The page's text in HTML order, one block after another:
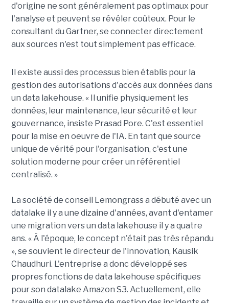
d'origine ne sont généralement pas optimaux pour
l'analyse et peuvent se révéler coûteux. Pour le
consultant du Gartner, se connecter directement
aux sources n'est tout simplement pas efficace.
Il existe aussi des processus bien établis pour la
gestion des autorisations d'accès aux données dans
un data lakehouse. « Il unifie physiquement les
données, leur maintenance, leur sécurité et leur
gouvernance, insiste Prasad Pore. C'est essentiel
pour la mise en oeuvre de l'IA. En tant que source
unique de vérité pour l'organisation, c'est une
solution moderne pour créer un référentiel
centralisé. »
La société de conseil Lemongrass a débuté avec un
datalake il y a une dizaine d'années, avant d'entamer
une migration vers un data lakehouse il y a quatre
ans. « À l'époque, le concept n'était pas très répandu
», se souvient le directeur de l'innovation, Kausik
Chaudhuri. L'entreprise a donc développé ses
propres fonctions de data lakehouse spécifiques
pour son datalake Amazon S3. Actuellement, elle